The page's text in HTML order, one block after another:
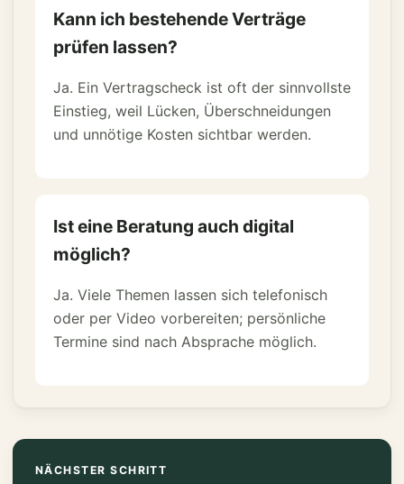
Kann ich bestehende Verträge
prüfen lassen?
Ja. Ein Vertragscheck ist oft der sinnvollste
Einstieg, weil Lücken, Überschneidungen
und unnötige Kosten sichtbar werden.
Ist eine Beratung auch digital
möglich?
Ja. Viele Themen lassen sich telefonisch
oder per Video vorbereiten; persönliche
Termine sind nach Absprache möglich.
NÄCHSTER SCHRITT